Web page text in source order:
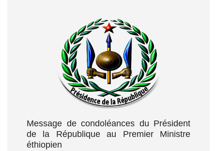
Message de condoléances du Président
de la République au Premier Ministre
éthiopien